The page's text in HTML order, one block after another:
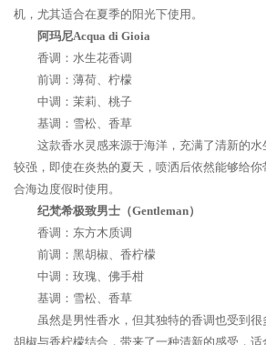
机，尤其适合在夏季的阳光下使用。
阿玛尼Acqua di Gioia
香调：水生花香调
前调：薄荷、柠檬
中调：茉莉、桃子
基调：雪松、香草
这款香水灵感来源于海洋，充满了清新的
较强，即使在炎热的夏天，喷洒后依然能够给
合海边度假时使用。
纪梵希极致男士（Gentleman）
香调：东方木质调
前调：黑胡椒、香柠檬
中调：玫瑰、佛手柑
基调：雪松、香草
虽然是男性香水，但其独特的香调也受到
胡椒与香柠檬结合，带来了一种清新的感受，